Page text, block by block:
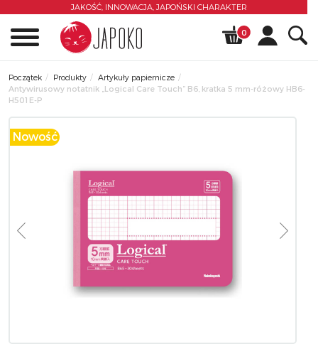
JAKOŚĆ, INNOWACJA, JAPOŃSKI CHARAKTER
0
Początek Produkty
Artykuły papiernicze
Antywirusowy notatnik „Logical Care Touch” B6, kratka 5 mm-różowy HB6-
H501E-P
Nowość